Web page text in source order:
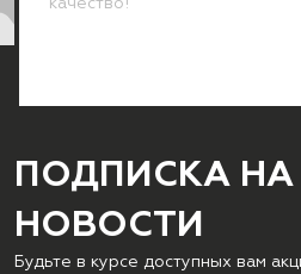
качество!
ПОДПИСКА НА
НОВОСТИ
Будьте в курсе доступных вам